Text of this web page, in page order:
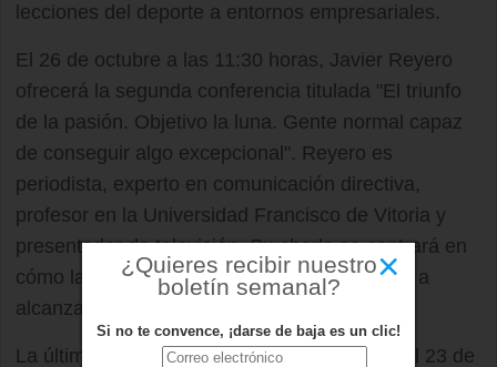
lecciones del deporte a entornos empresariales.
El 26 de octubre a las 11:30 horas, Javier Reyero
ofrecerá la segunda conferencia titulada "El triunfo
de la pasión. Objetivo la luna. Gente normal capaz
de conseguir algo excepcional". Reyero es
periodista, experto en comunicación directiva,
profesor en la Universidad Francisco de Vitoria y
presentador de televisión. Su charla se centrará en
cómo la pasión y la dedicación pueden llevar a
alcanzar logros extraordinarios.
La última conferencia del ciclo se celebrará el 23 de
×
¿Quieres recibir nuestro
boletín semanal?
Si no te convence, ¡darse de baja es un clic!